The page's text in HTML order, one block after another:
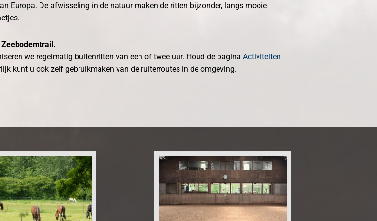
Europa. De afwisseling in de natuur maken de ritten bijzonder, langs mooie
we regelmatig buitenritten van een of twee uur. Houd de paginaActiviteiten
kunt u ook zelf gebruikmaken van de ruiterroutes in de omgeving.